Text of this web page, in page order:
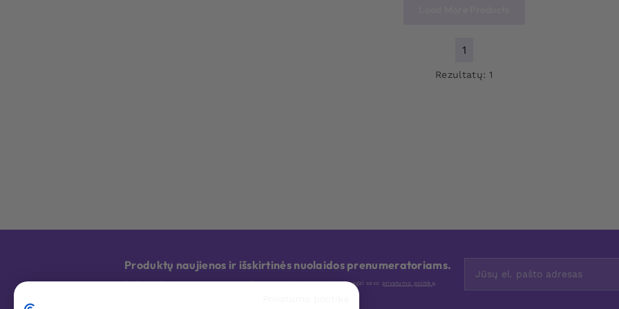
1
Rezultatų: 1
Produktų naujienos ir išskirtinės nuolaidos prenumeratoriams.
Bet kada galite atsisakyti prenumeratos. Jūsų asmens duomenis tvarkome pagal savo privatumo politiką .